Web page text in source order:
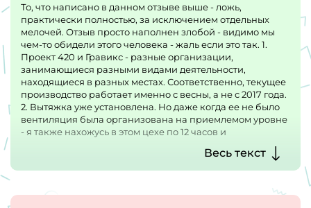
То, что написано в данном отзыве выше - ложь,
практически полностью, за исключением отдельных
мелочей. Отзыв просто наполнен злобой - видимо мы
чем-то обидели этого человека - жаль если это так. 1.
Проект 420 и Гравикс - разные организации,
занимающиеся разными видами деятельности,
находящиеся в разных местах. Соответственно, текущее
производство работает именно с весны, а не с 2017 года.
2. Вытяжка уже установлена. Но даже когда ее не было
вентиляция была организована на приемлемом уровне
- я также нахожусь в этом цехе по 12 часов и
представляю о чем пишу. Никто тут не задыхается даже
близко. 3. Оставивший отзыв видимо плохо
представляет себе конструкции дробилок. Наша
нельзя приложить фото. Руки по локоть, разумеется,
Весь текст